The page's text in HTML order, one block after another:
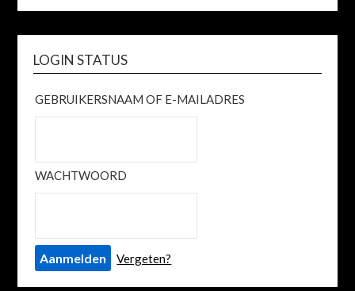
LOGIN STATUS
GEBRUIKERSNAAM OF E-MAILADRES
WACHTWOORD
Vergeten?